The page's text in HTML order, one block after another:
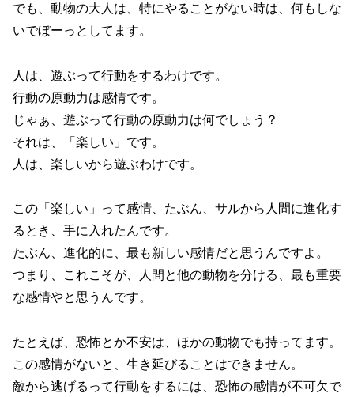
でも、動物の大人は、特にやることがない時は、何もしな
いでぼーっとしてます。
人は、遊ぶって行動をするわけです。
行動の原動力は感情です。
じゃぁ、遊ぶって行動の原動力は何でしょう？
それは、「楽しい」です。
人は、楽しいから遊ぶわけです。
この「楽しい」って感情、たぶん、サルから人間に進化す
るとき、手に入れたんです。
たぶん、進化的に、最も新しい感情だと思うんですよ。
つまり、これこそが、人間と他の動物を分ける、最も重要
な感情やと思うんです。
たとえば、恐怖とか不安は、ほかの動物でも持ってます。
この感情がないと、生き延びることはできません。
敵から逃げるって行動をするには、恐怖の感情が不可欠で